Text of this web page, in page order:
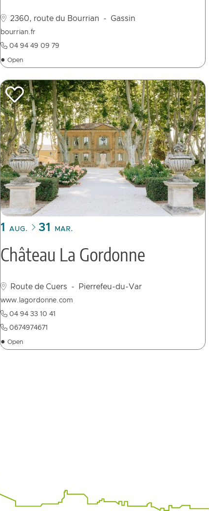
2360, route du Bourrian - Gassin
bourrian.fr
04 94 49 09 79
● Open
1 AUG. 31 MAR.
Château La Gordonne
Route de Cuers - Pierrefeu-du-Var
www.lagordonne.com
04 94 33 10 41
0674974671
● Open